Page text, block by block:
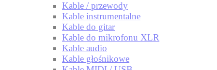
Kable / przewody
Kable instrumentalne
Kable do gitar
Kable do mikrofonu XLR
Kable audio
Kable głośnikowe